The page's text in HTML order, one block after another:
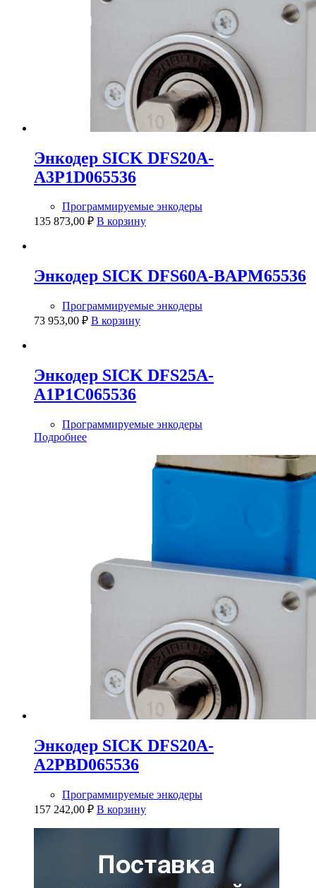
Энкодер SICK DFS20A-
A3P1D065536
Программируемые энкодеры
135 873,00 ₽ В корзину
Энкодер SICK DFS60A-BAPM65536
Программируемые энкодеры
73 953,00 ₽ В корзину
Энкодер SICK DFS25A-
A1P1C065536
Программируемые энкодеры
Подробнее
Энкодер SICK DFS20A-
A2PBD065536
Программируемые энкодеры
157 242,00 ₽ В корзину